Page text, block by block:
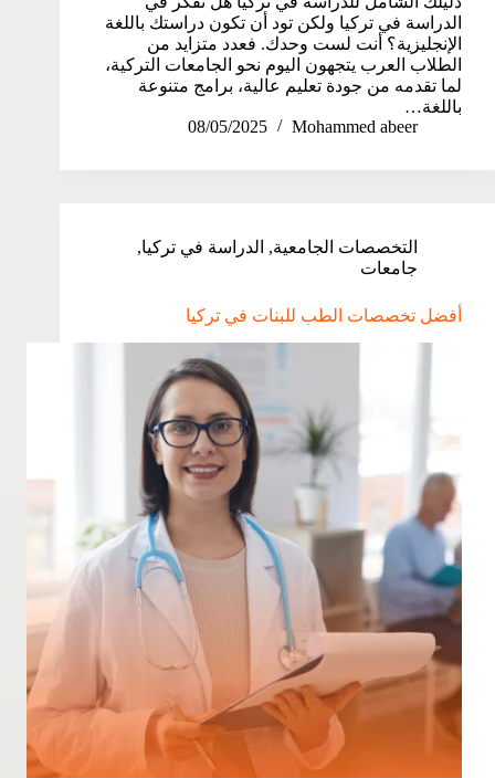
الدراسة في تركيا ولكن تود أن تكون دراستك باللغة
الإنجليزية؟ أنت لست وحدك. فعدد متزايد من
الطلاب العرب يتجهون اليوم نحو الجامعات التركية،
لما تقدمه من جودة تعليم عالية، برامج متنوعة
باللغة…
Mohammed abeer
08/05/2025
التخصصات الجامعية, الدراسة في تركيا,
جامعات
أفضل تخصصات الطب للبنات في تركيا